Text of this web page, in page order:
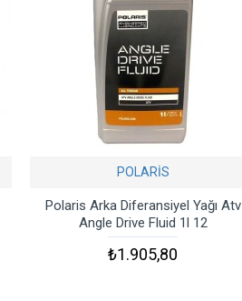
POLARİS
Polaris Arka Diferansiyel Yağı Atv
Angle Drive Fluid 1l 12
₺1.905,80